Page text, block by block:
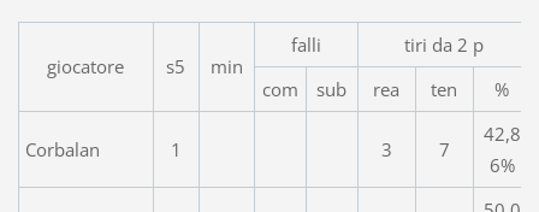
giocatore s5 min
falli
tiri da 2 p
com
sub rea ten %
Corbalan 1 3 7
42,8
6%